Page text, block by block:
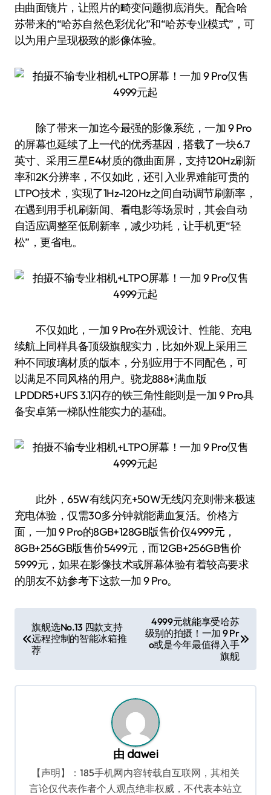
由曲面镜片，让照片的畸变问题彻底消失。配合哈
苏带来的“哈苏自然色彩优化”和“哈苏专业模式”，可
以为用户呈现极致的影像体验。
除了带来一加迄今最强的影像系统，一加 9 Pro
的屏幕也延续了上一代的优秀基因，搭载了一块6.7
英寸、采用三星E4材质的微曲面屏，支持120Hz刷新
率和2K分辨率，不仅如此，还引入业界难能可贵的
LTPO技术，实现了1Hz-120Hz之间自动调节刷新率，
在遇到用手机刷新闻、看电影等场景时，其会自动
自适应调整至低刷新率，减少功耗，让手机更“轻
松”，更省电。
不仅如此，一加 9 Pro在外观设计、性能、充电
续航上同样具备顶级旗舰实力，比如外观上采用三
种不同玻璃材质的版本，分别应用于不同配色，可
以满足不同风格的用户。骁龙888+满血版
LPDDR5+UFS 3.1闪存的铁三角性能则是一加 9 Pro具
备安卓第一梯队性能实力的基础。
此外，65W有线闪充+50W无线闪充则带来极速
充电体验，仅需30多分钟就能满血复活。价格方
面，一加 9 Pro的8GB+128GB版售价仅4999元，
8GB+256GB版售价5499元，而12GB+256GB售价
5999元，如果在影像技术或屏幕体验有着较高要求
的朋友不妨参考下这款一加 9 Pro。
章
旗舰选No.13 四款支持
远程控制的智能冰箱推
荐
4999元就能享受哈苏
级别的拍摄！一加 9 Pr
o或是今年最值得入手
旗舰
由 dawei
【声明】：185手机网内容转载自互联网，其相关
言论仅代表作者个人观点绝非权威，不代表本站立